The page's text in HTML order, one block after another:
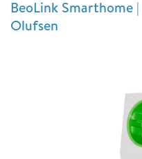
BeoLink Smarthome
Olufsen